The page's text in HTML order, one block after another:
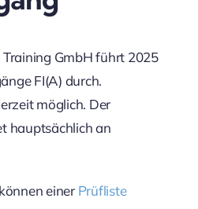
GmbH führt 2025
FI(A) durch.
möglich. Der
hauptsächlich an
einer Prüfliste